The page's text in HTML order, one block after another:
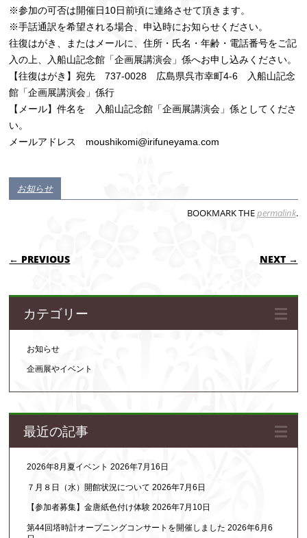
※参加の可否は開催日10日前頃に連絡させて頂きます。
※手話通訳を希望される場合、申込時にお知らせください。
往復はがき、またはメールに、住所・氏名・年齢・電話番号をご記
入の上、入船山記念館「企画展講演会」係へお申し込みください。
【往復はがき】宛先 737-0028 広島県呉市幸町4-6 入船山記念
館「企画展講演会」係行
【メール】件名を 入船山記念館「企画展講演会」係としてくださ
い。
メールアドレス moushikomi@irifuneyama.com
お知らせ
BOOKMARK THEpermalink.
POST NAVIGATION
← PREVIOUS NEXT →
カテゴリー
お知らせ
企画展やイベント
最近の記事
2026年8月夏イベント 2026年7月16日
７月８日（水）開館状況について 2026年7月6日
【参加者募集】金唐紙色付け体験 2026年7月10日
第44回塔時計オープニングコンサートを開催しました 2026年6月6